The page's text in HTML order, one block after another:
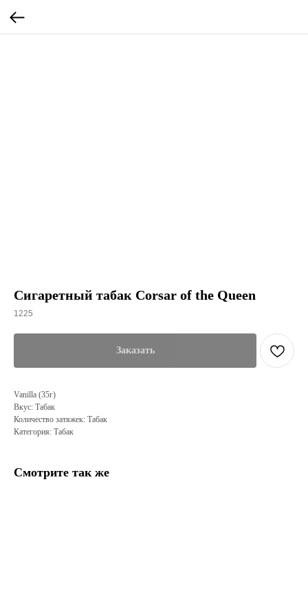
Сигаретный табак Corsar of the Queen
1225
Заказать
Vanilla (35г)
Вкус: Табак
Количество затяжек: Табак
Категория: Табак
Смотрите так же